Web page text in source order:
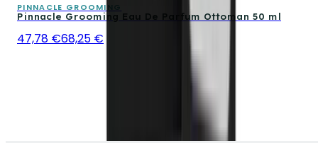
PINNACLE GROOMING
Pinnacle Grooming Eau De Parfum Ottoman 50 ml
47,78 €68,25 €